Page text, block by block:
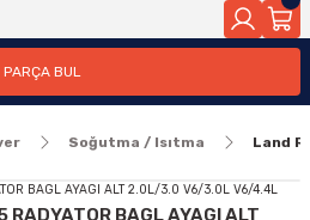
PARÇA BUL
Soğutma / Isıtma Land
BAGL AYAGI ALT